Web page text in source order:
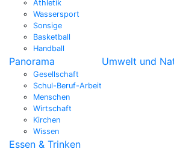
Athletik
Wassersport
Sonsige
Basketball
Handball
Panorama
Gesellschaft
Schul-Beruf-Arbeit
Menschen
Wirtschaft
Kirchen
Wissen
Umwelt und
Essen & Trinken